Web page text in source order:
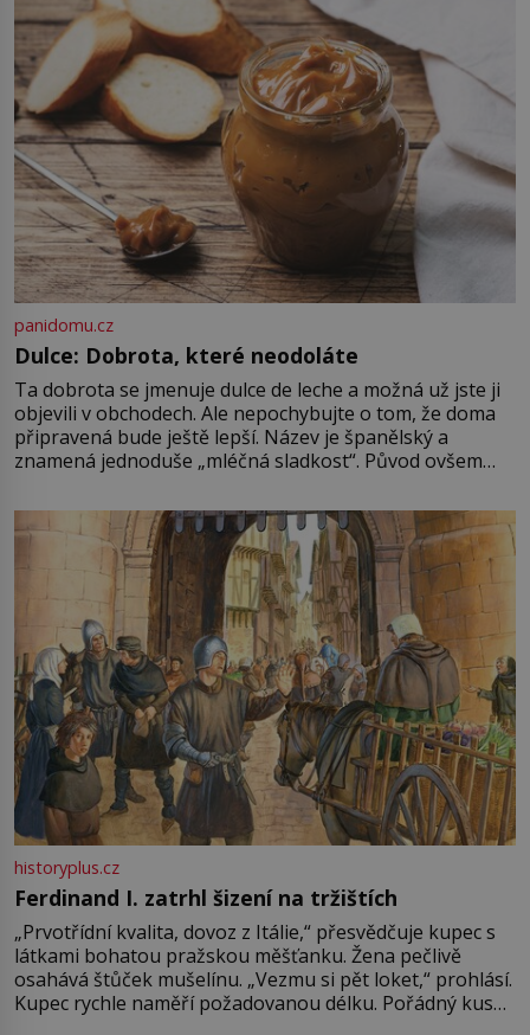
ovládaný muž? Marcus Aurelius byl
zastáncem stoicismu, učení, […]
panidomu.cz
Dulce: Dobrota, které neodoláte
Ta dobrota se jmenuje dulce de leche a možná už jste ji
objevili v obchodech. Ale nepochybujte o tom, že doma
připravená bude ještě lepší. Název je španělský a
znamená jednoduše „mléčná sladkost“. Původ ovšem
pře hned několik latinskoamerických zemí a k tomu
Francie, kde se traduje,
historyplus.cz
Ferdinand I. zatrhl šizení na tržištích
„Prvotřídní kvalita, dovoz z Itálie,“ přesvědčuje kupec s
látkami bohatou pražskou měšťanku. Žena pečlivě
osahává štůček mušelínu. „Vezmu si pět loket,“ prohlásí.
Kupec rychle naměří požadovanou délku. Pořádný kus